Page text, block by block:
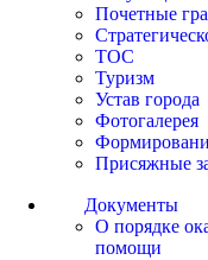
Почетные
ТОС
Туризм
Устав города
Фотогалерея
Присяжные
Документы
О порядке
помощи